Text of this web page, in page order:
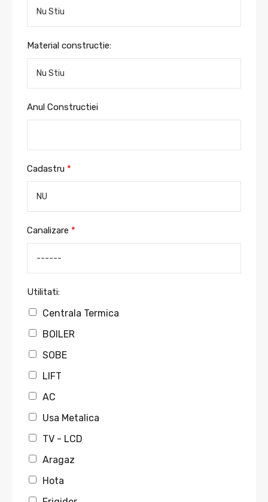
Material constructie:
Anul Constructiei
Cadastru *
Canalizare *
Utilitati:
Centrala Termica
BOILER
SOBE
LIFT
AC
Usa Metalica
TV - LCD
Aragaz
Hota